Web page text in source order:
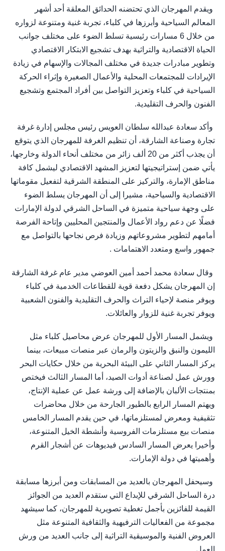
ويقدم المهرجان الذي تحتضنه الحدائق المعلقة أحد أشهر
المعالم السياحية وأبرزها في كلباء، تجربة غنية ومتنوعة لزواره
من خلال 6 مسارات رئيسية تسلط الضوء على مختلف جوانب
الحياة الاقتصادية والتراثية بهدف تشجيع الابتكار الاقتصادي
وتطوير مبادرات جديدة في مختلف المجالات والإسهام في زيادة
الإيرادات للمجتمعات المحلية والأعمال الصغيرة وإثراء الحركة
السياحية في كلباء وتعزيز التواصل بين أفراد المجتمع وتشجيع
الفنون والحرف التقليدية.
وأكد سعادة عبدالله سلطان العويس رئيس مجلس إدارة غرفة
تجارة وصناعة الشارقة، أن تنظيم الغرفة للمهرجان الذي يتوقع
أن يجذب أكثر من 20 ألف زائر من مختلف أنحاء الدولة وخارجها،
يأتي ضمن إستراتيجيتها لتعزيز المشهد الاقتصادي ليشمل كافة
مناطق الإمارة، والتركيز على المنطقة الشرقية لتفعيل مقوماتها
الاقتصادية والسياحية، مشيرا إلى أن المهرجان يسلط الضوء
على وجهة سياحية متميزة في الساحل الشرقي لدولة الإمارات
فضلًا عن دعم رواد الأعمال والمنتجين المحليين وإتاحة الفرصة
أمامهم لتطوير مشروعاتهم وزيادة فرص نجاحها بالتواصل مع
جمهور واسع ومتعدد الاهتمامات .
وقال سعادة محمد أحمد أمين العوضي مدير عام غرفة الشارقة
إن المهرجان يشكل دفعة قوية للقطاعات الخدمية في كلباء
ويوفر منصة لإحياء التراث والحرف التقليدية والفنون الشعبية
ويوفر تجربة غنية للزوار والعائلات.
ويشمل المسار الأول للمهرجان عرض محاصيل كلباء مثل
الليمون والنبق والزيتون والرمان عبر منصات مبيعات، بينما
يركز المسار الثاني على البيئة البحرية من خلال حكايات البحر
وورش عمل لصناعة أدوات الصيد، أما المسار الثالث فيختص
بمنتجات الألبان بالإضافة إلى ورشة عمل عن عملية الإنتاج،
ويهتم المسار الرابع بالطيور الجارحة من خلال محاضرات
تثقيفية ومعرض لمستلزماتها، في حين يقدم المسار الخامس
منصات بيع مستلزمات الفروسية وأنشطة الخيل المتنوعة،
وأخيرا يعرض المسار السادس فيديوهات عن أشجار القرم
وأهميتها في دولة الإمارات.
وسيحفل المهرجان بالعديد من المسابقات ومن أبرزها مسابقة
درة الساحل الشرقي للإبداع التي ستقدم العديد من الجوائز
القيمة للفائزين بأجمل تغطية تصويرية للمهرجان، كما سيشهد
مجموعة من الفعاليات الترفيهية والثقافية المتنوعة مثل
العروض الفنية والموسيقية التراثية إلى جانب العديد من ورش
العمل.